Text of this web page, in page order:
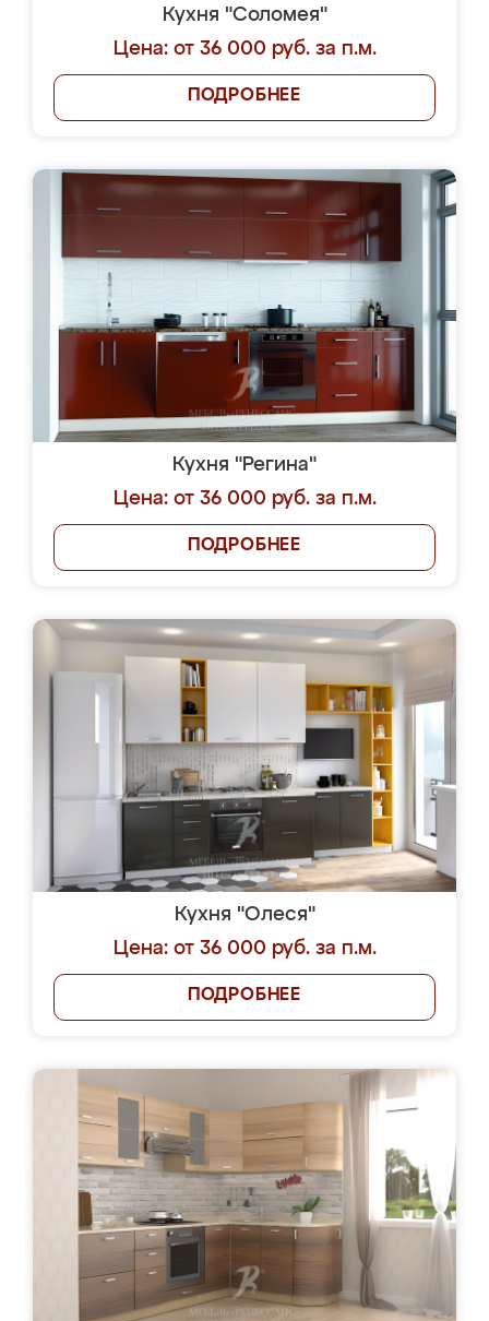
Кухня "Соломея"
Цена: от 36 000 руб. за п.м.
ПОДРОБНЕЕ
Кухня "Регина"
Цена: от 36 000 руб. за п.м.
ПОДРОБНЕЕ
Кухня "Олеся"
Цена: от 36 000 руб. за п.м.
ПОДРОБНЕЕ